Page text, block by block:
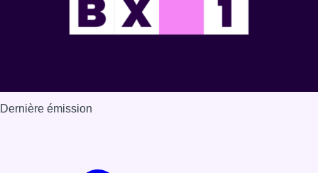
Dernière émission